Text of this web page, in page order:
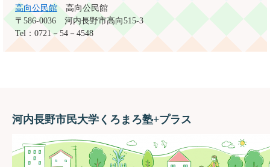
高向公民館
高向公民館
〒586-0036
河内長野市高向515-3
Tel：0721－54－4548
河内長野市民大学くろまろ塾+プラス